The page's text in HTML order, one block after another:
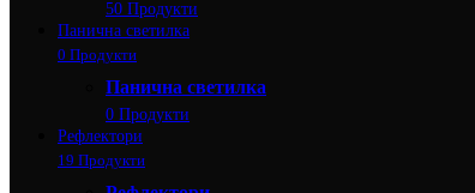
50 Продукти
Панична светилка
0 Продукти
Панична светилка
0 Продукти
Рефлектори
19 Продукти